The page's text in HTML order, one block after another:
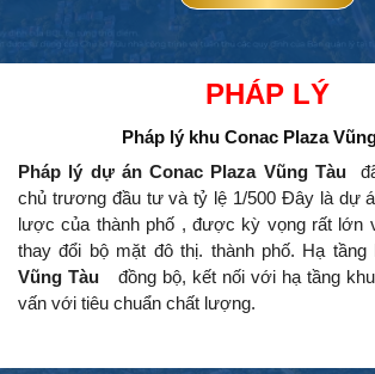
PHÁP LÝ
Pháp lý khu Conac Plaza
Pháp lý dự án Conac Plaza Vũng Tàuđã
chủ trương đầu tư và tỷ lệ 1/500 Đây là dự
lược của thành phố , được kỳ vọng rất lớn
thay đổi bộ mặt đô thị. thành phố. Hạ tầng
Vũng Tàu đồng bộ, kết nối với hạ tầng
vấn với tiêu chuẩn chất lượng.